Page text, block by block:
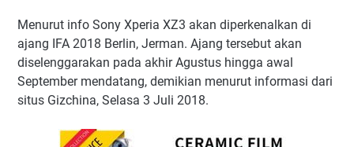
Menurut info Sony Xperia XZ3 akan diperkenalkan di
ajang IFA 2018 Berlin, Jerman. Ajang tersebut akan
diselenggarakan pada akhir Agustus hingga awal
September mendatang, demikian menurut informasi dari
situs Gizchina, Selasa 3 Juli 2018.